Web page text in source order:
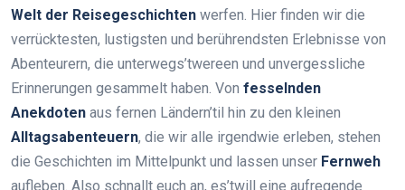
Welt der Reisegeschichten werfen. Hier finden wir die
verrücktesten, lustigsten und berührendsten Erlebnisse von
Abenteurern, die unterwegs’twereen und unvergessliche
Erinnerungen gesammelt haben. Von fesselnden
Anekdoten aus fernen Ländern’til hin zu den kleinen
Alltagsabenteuern, die wir alle irgendwie erleben, stehen
die Geschichten im Mittelpunkt und lassen unser Fernweh
aufleben. Also schnallt euch an, es’twill eine aufregende